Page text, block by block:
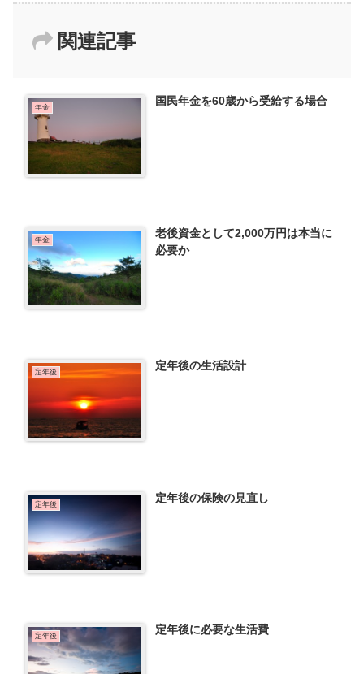
関連記事
年金 国民年金を60歳から受給する場合
年金
老後資金として2,000万円は本当に
必要か
定年後 定年後の生活設計
定年後 定年後の保険の見直し
定年後 定年後に必要な生活費